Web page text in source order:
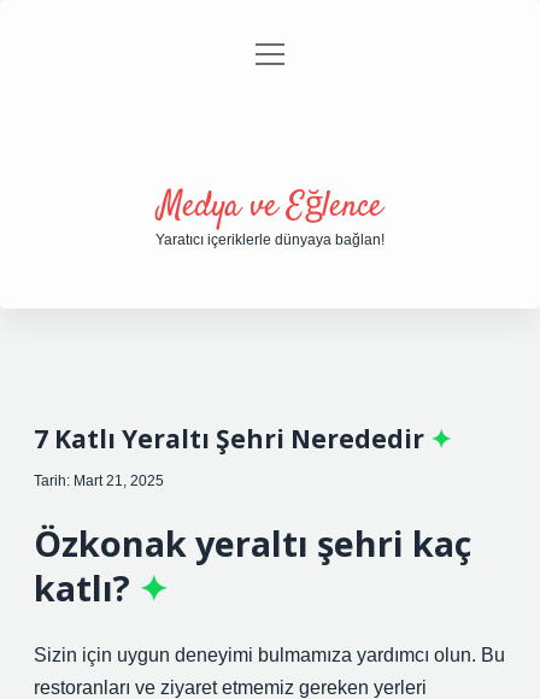
Gizlilik Politikası
menüyü
Medya ve Eğlence
Yaratıcı içeriklerle dünyaya bağlan!
7 Katlı Yeraltı Şehri Nerededir
Tarih: Mart 21, 2025
Özkonak yeraltı şehri kaç
katlı?
Sizin için uygun deneyimi bulmamıza yardımcı olun. Bu
restoranları ve ziyaret etmemiz gereken yerleri